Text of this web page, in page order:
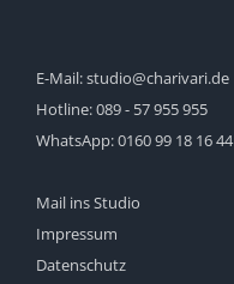
E-Mail:studio@charivari.de
Hotline:089 - 57 955 955
WhatsApp:0160 99 18 16 44
Mail ins Studio
Impressum
Datenschutz